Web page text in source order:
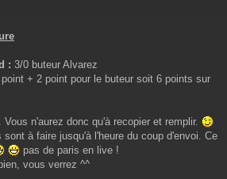
: 3/0 buteur Alvarez
+ 2 point pour le buteur soit 6 points sur
n'aurez donc qu'à recopier et remplir.
à faire jusqu'à l'heure du coup d'envoi. Ce
pas de paris en live !
vous verrez ^^